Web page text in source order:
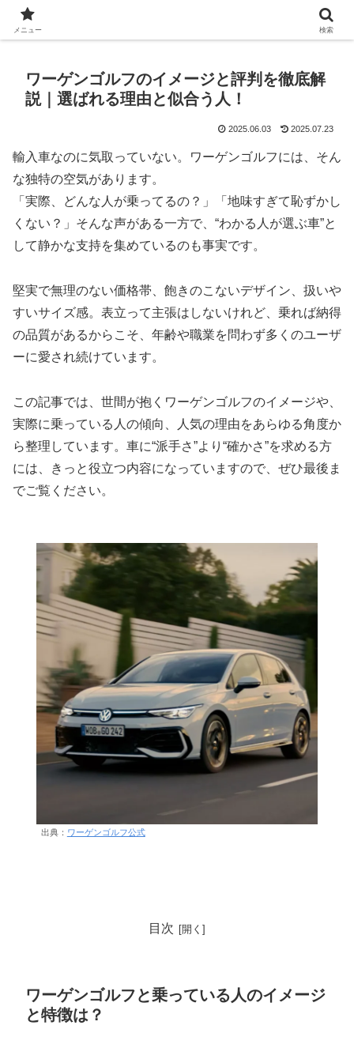
ワーゲンゴルフのイメージと評判を徹底解
説｜選ばれる理由と似合う人！
2025.06.03 2025.07.23
輸入車なのに気取っていない。ワーゲンゴルフには、そん
な独特の空気があります。
「実際、どんな人が乗ってるの？」「地味すぎて恥ずかし
くない？」そんな声がある一方で、“わかる人が選ぶ車”と
して静かな支持を集めているのも事実です。
堅実で無理のない価格帯、飽きのこないデザイン、扱いや
すいサイズ感。表立って主張はしないけれど、乗れば納得
の品質があるからこそ、年齢や職業を問わず多くのユーザ
ーに愛され続けています。
この記事では、世間が抱くワーゲンゴルフのイメージや、
実際に乗っている人の傾向、人気の理由をあらゆる角度か
ら整理しています。車に“派手さ”より“確かさ”を求める方
には、きっと役立つ内容になっていますので、ぜひ最後ま
でご覧ください。
出典： ワーゲンゴルフ公式
目次
ワーゲンゴルフと乗っている人のイメージ
と特徴は？
メニュー 検索